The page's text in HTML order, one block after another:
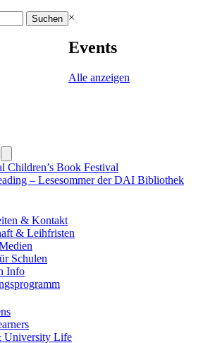
×
Events
Alle anzeigen
submenu
Children’s Book Festival
– Lesesommer der DAI Bibliothek
& Kontakt
& Leihfristen
Schulen
Info
University Life